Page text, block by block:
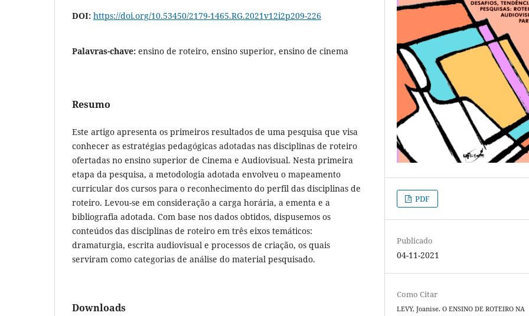
DOI: https://doi.org/10.53450/2179-1465.RG.2021v12i2p209-226
Palavras-chave: ensino de roteiro, ensino superior, ensino de cinema
Resumo
Este artigo apresenta os primeiros resultados de uma pesquisa que visa
conhecer as estratégias pedagógicas adotadas nas disciplinas de roteiro
ofertadas no ensino superior de Cinema e Audiovisual. Nesta primeira
etapa da pesquisa, a metodologia adotada envolveu o mapeamento
curricular dos cursos para o reconhecimento do perfil das disciplinas de
roteiro. Levou-se em consideração a carga horária, a ementa e a
bibliografia adotada. Com base nos dados obtidos, dispusemos os
conteúdos das disciplinas de roteiro em três eixos temáticos:
dramaturgia, escrita audiovisual e processos de criação, os quais
serviram como categorias de análise do material pesquisado.
Downloads
PDF
Publicado
04-11-2021
Como Citar
LEVY, Joanise. O ENSINO DE ROTEIRO NA